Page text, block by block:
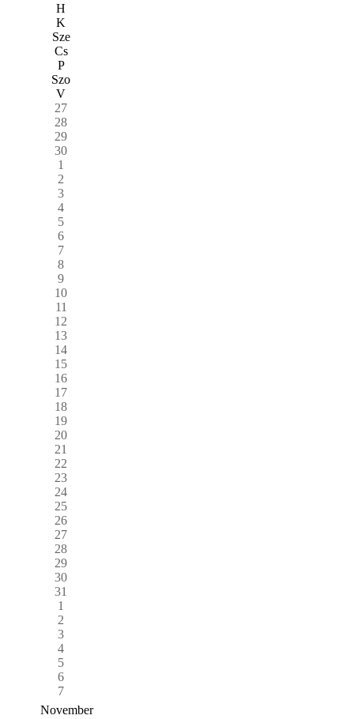
H
K
Sze
Cs
P
Szo
V
27
28
29
30
1
2
3
4
5
6
7
8
9
10
11
12
13
14
15
16
17
18
19
20
21
22
23
24
25
26
27
28
29
30
31
1
2
3
4
5
6
7
November